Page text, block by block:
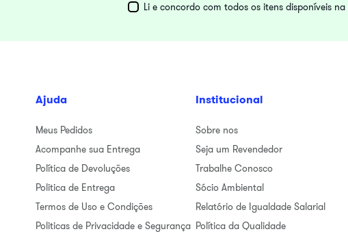
Li e concordo com todos os itens disponíveis na
Ajuda
Meus Pedidos
Acompanhe sua Entrega
Política de Devoluções
Politica de Entrega
Termos de Uso e Condições
Politicas de Privacidade e Segurança
Institucional
Sobre nos
Seja um Revendedor
Trabalhe Conosco
Sócio Ambiental
Relatório de Igualdade Salarial
Política da Qualidade